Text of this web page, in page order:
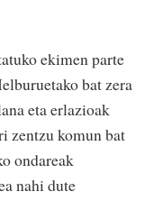
ekimen parte
bat zera
eta erlazioak
zentzu komun bat
ondareak
nahi dute